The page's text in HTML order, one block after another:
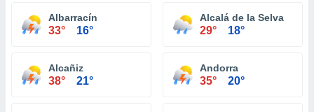
Albarracín
33° 16°
Alcalá de la Selva
29° 18°
Alcañiz
38° 21°
Andorra
35° 20°